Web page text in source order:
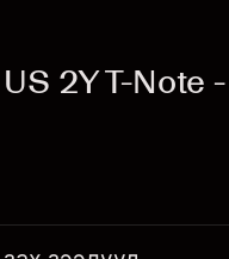
2Y T-Note -